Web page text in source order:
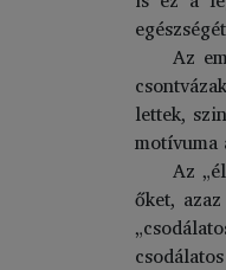
Az
lettek,
motívuma
Az
őket,